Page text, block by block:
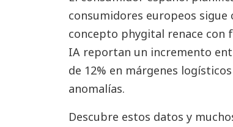
consumidores europeos
concepto phygital renace con
IA reportan un incremento
de 12% en márgenes
anomalías.
Descubre estos datos y